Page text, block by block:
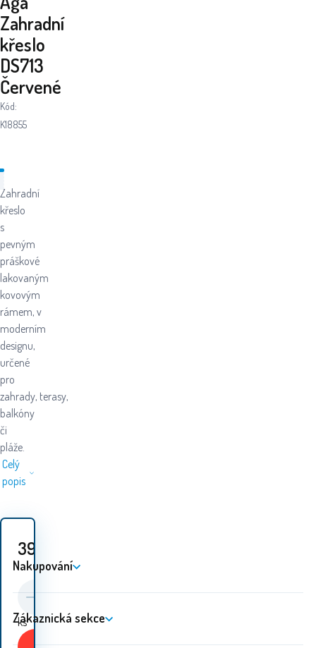
Zahradní
křeslo
DS713
Červené
Kód:
K18855
Zahradní
křeslo
s
pevným
práškové
lakovaným
kovovým
rámem, v
moderním
designu,
určené
pro
zahrady, terasy,
balkóny
či
pláže.
Celý
popis
392
ks
Nakupování
Zákaznická sekce